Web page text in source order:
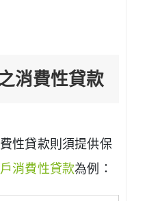
消費性貸款
性貸款則須提供保
消費性貸款為例：